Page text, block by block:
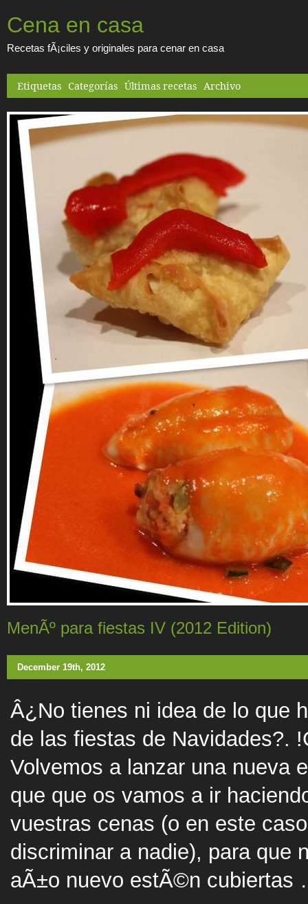
Cena en casa
Recetas fÃ¡ciles y originales para cenar en casa
Etiquetas Categorías Últimas recetas Archivo
MenÃº para fiestas IV (2012 Edition)
December 19th, 2012
Â¿No tienes ni idea de lo que
de las fiestas de Navidades?.
Volvemos a lanzar una nueva
que que os vamos a ir
vuestras cenas (o en este
discriminar a nadie), para que
aÃ±o nuevo estÃ©n cubiertas